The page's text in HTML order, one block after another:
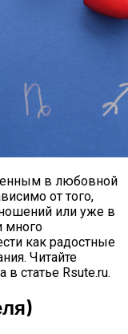
На Отпевании
Откупиться
в любовной
от того,
или уже в
много
как радостные
Читайте
статье Rsute.ru.